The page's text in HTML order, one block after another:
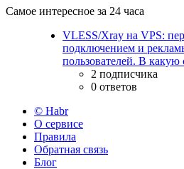
Самое интересное за 24 часа
VLESS/Xray на VPS:
подключением и
пользователей. В какую
2 подписчика
0 ответов
© Habr
О сервисе
Правила
Обратная связь
Блог